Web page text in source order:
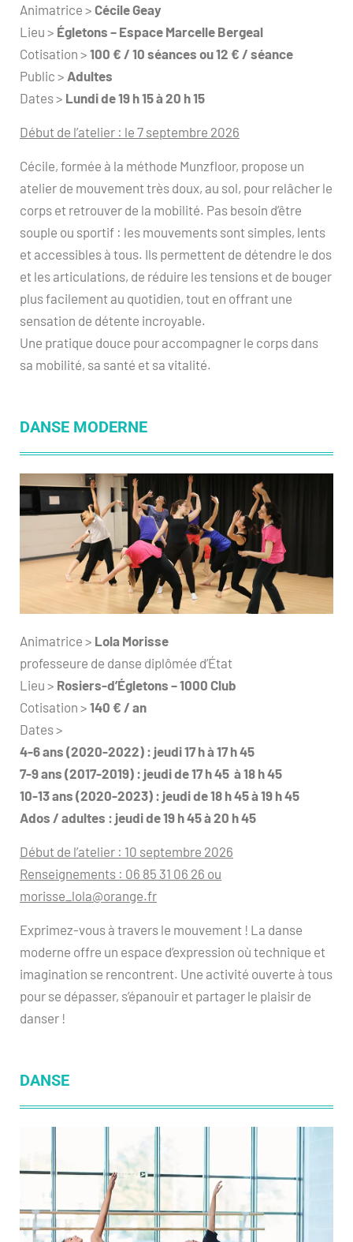
Animatrice > Cécile Geay
Lieu > Égletons – Espace Marcelle Bergeal
Cotisation > 100 € / 10 séances ou 12 € / séance
Public > Adultes
Dates > Lundi de 19 h 15 à 20 h 15
Début de l’atelier : le 7 septembre 2026
Cécile, formée à la méthode Munzfloor, propose un
atelier de mouvement très doux, au sol, pour relâcher le
corps et retrouver de la mobilité. Pas besoin d’être
souple ou sportif : les mouvements sont simples, lents
et accessibles à tous. Ils permettent de détendre le dos
et les articulations, de réduire les tensions et de bouger
plus facilement au quotidien, tout en offrant une
sensation de détente incroyable.
Une pratique douce pour accompagner le corps dans
sa mobilité, sa santé et sa vitalité.
DANSE MODERNE
Animatrice > Lola Morisse
professeure de danse diplômée d’État
Lieu > Rosiers-d’Égletons – 1000 Club
Cotisation > 140 € / an
Dates >
4-6 ans (2020-2022) : jeudi 17 h à 17 h 45
7-9 ans (2017-2019) : jeudi de 17 h 45 à 18 h 45
10-13 ans (2020-2023) : jeudi de 18 h 45 à 19 h 45
Ados / adultes : jeudi de 19 h 45 à 20 h 45
Début de l’atelier : 10 septembre 2026
Renseignements : 06 85 31 06 26 ou
morisse_lola@orange.fr
Exprimez-vous à travers le mouvement ! La danse
moderne offre un espace d’expression où technique et
imagination se rencontrent. Une activité ouverte à tous
pour se dépasser, s’épanouir et partager le plaisir de
danser !
DANSE